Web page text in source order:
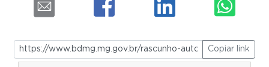
Copiar link